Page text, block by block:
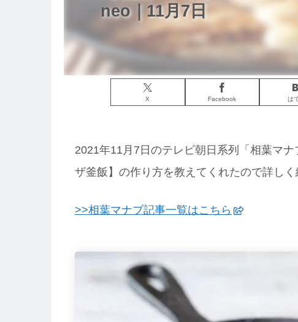
neo｜11月7日
X Facebook は
2021年11月7日のテレビ朝日系列「相葉マ
ザ釜飯】の作り方を教えてくれたので詳しく
>>相葉マナブ記事一覧はこちら